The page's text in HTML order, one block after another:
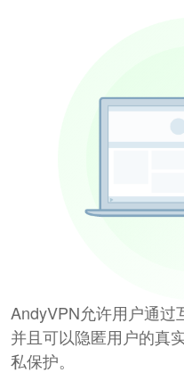
AndyVPN允许用户通过
并且可以隐匿用户的真
私保护。